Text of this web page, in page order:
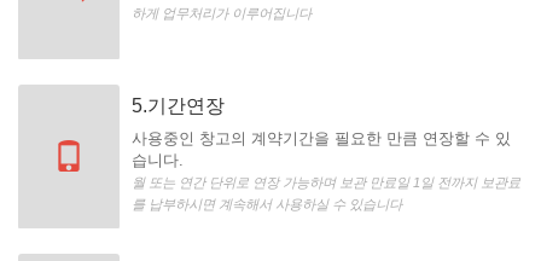
하게 업무처리가 이루어집니다
5.기간연장
사용중인 창고의 계약기간을 필요한 만큼 연장할 수 있
습니다.
월 또는 연간 단위로 연장 가능하며 보관 만료일 1일 전까지 보관료
를 납부하시면 계속해서 사용하실 수 있습니다